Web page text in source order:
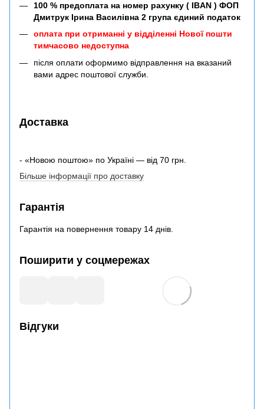
100 % предоплата на номер рахунку ( IBAN ) ФОП
Дмитрук Ірина Василівна 2 група єдиний податок
оплата при отриманні у відділенні Нової пошти
тимчасово недоступна
після оплати оформимо відправлення на вказаний
вами адрес поштової служби.
Доставка
- «Новою поштою» по Україні — від 70 грн.
Більше інформації про доставку
Гарантія
Гарантія на повернення товару 14 днів.
Поширити у соцмережах
Відгуки